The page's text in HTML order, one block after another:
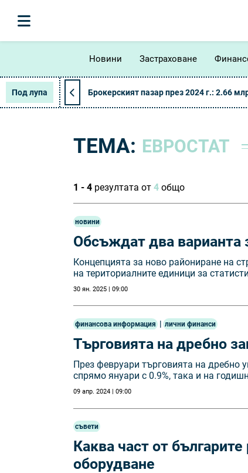
Новини Застраховане
Под лупа Брокерският пазар през 2024 г.: 2.66
ТЕМА: ЕВРОСТАТ
1 - 4 резултата от 4 общо
новини
Обсъждат два варианта
Концепцията за ново райониране на
на териториалните единици за
30 ян. 2025 | 09:00
финансова информация | лични финанси
Търговията на дребно
През февруари търговията на дребно
спрямо януари с 0.9%, така и на
09 апр. 2024 | 09:00
съвети
Каква част от
оборудване